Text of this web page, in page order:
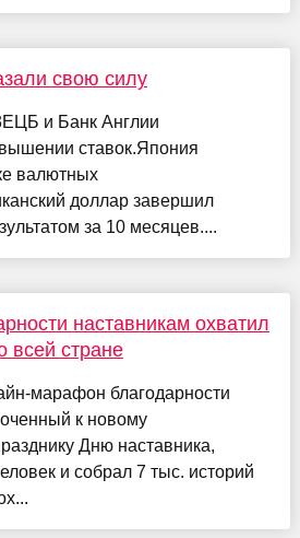
свою силу
и Банк Англии
ставок.Япония
валютных
доллар завершил
за 10 месяцев....
наставникам охватил
всей стране
марафон благодарности
к новому
Дню наставника,
и собрал 7 тыс. историй